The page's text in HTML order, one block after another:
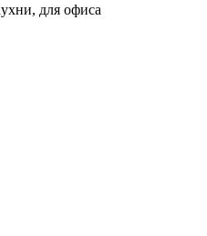
для офиса